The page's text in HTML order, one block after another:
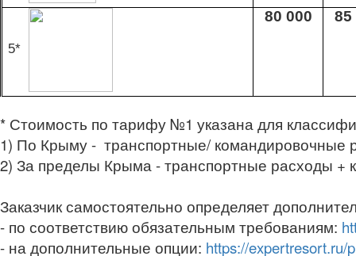
5*
80 000 85
* Стоимость по тарифу №1 указана для
1) По Крыму - транспортные/ командировочные
2) За пределы Крыма - транспортные расходы +
Заказчик самостоятельно определяет
- по соответствию обязательным требованиям:
- на дополнительные опции: https://expertresort.ru/